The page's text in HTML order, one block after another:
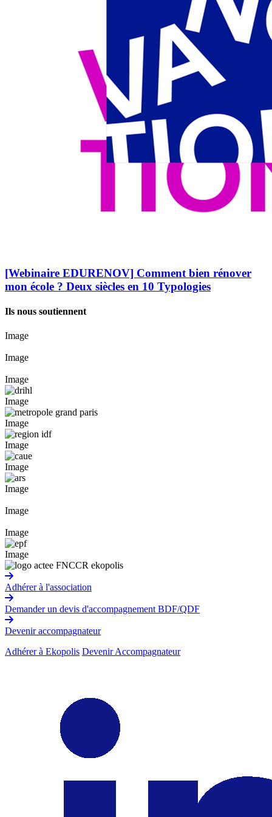
[Webinaire EDURENOV] Comment bien rénover
mon école ? Deux siècles en 10 Typologies
Ils nous soutiennent
Image
Image
Image
Image
Image
Image
Image
Image
Image
Image
Image
Adhérer à l'association
Demander un devis d'accompagnement BDF/QDF
Devenir accompagnateur
Adhérer à Ekopolis Devenir Accompagnateur